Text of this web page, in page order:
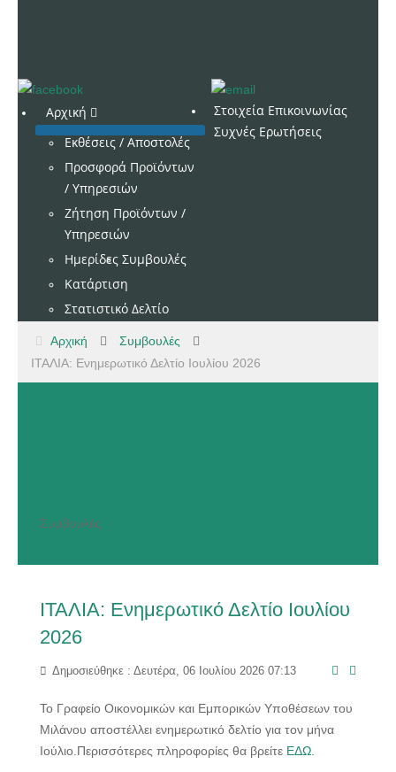
Αρχική
Εκθέσεις / Αποστολές
Προσφορά Προϊόντων
/ Υπηρεσιών
Ζήτηση Προϊόντων /
Υπηρεσιών
Ημερίδες Συμβουλές
Κατάρτιση
Στατιστικό Δελτίο
Στοιχεία Επικοινωνίας
Συχνές Ερωτήσεις
Αρχική
Συμβουλές
ΙΤΑΛΙΑ: Ενημερωτικό Δελτίο Ιουλίου 2026
Συμβουλές
ΙΤΑΛΙΑ: Ενημερωτικό Δελτίο Ιουλίου
2026
Δημοσιεύθηκε : Δευτέρα, 06 Ιουλίου 2026 07:13
Το Γραφείο Οικονομικών και Εμπορικών Υποθέσεων του
Μιλάνου αποστέλλει ενημερωτικό δελτίο για τον μήνα
Ιούλιο.Περισσότερες πληροφορίες θα βρείτε ΕΔΩ.